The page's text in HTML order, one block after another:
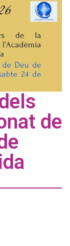
de